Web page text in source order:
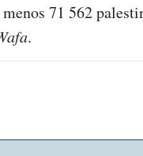
71 562
.